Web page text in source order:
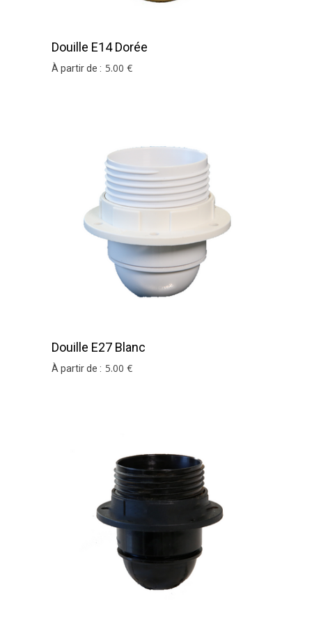
Douille E14 Dorée
À partir de : 5.00 €
Douille E27 Blanc
À partir de : 5.00 €